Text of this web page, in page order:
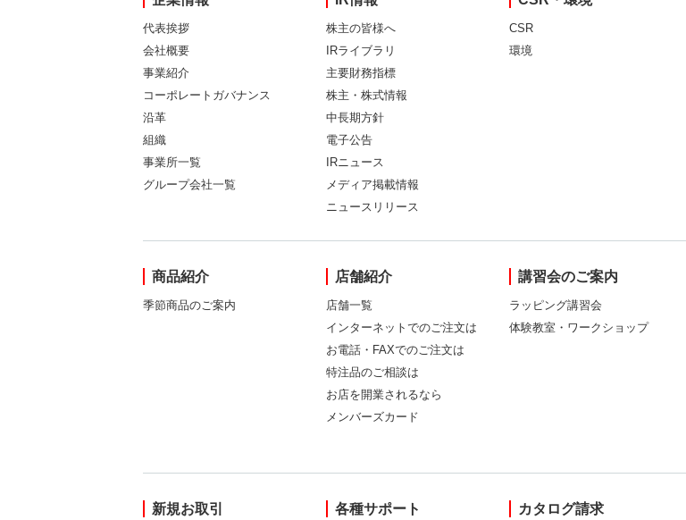
代表挨拶
会社概要
事業紹介
コーポレートガバナンス
沿革
組織
事業所一覧
グループ会社一覧
株主の皆様へ
IRライブラリ
主要財務指標
株主・株式情報
中長期方針
電子公告
IRニュース
メディア掲載情報
ニュースリリース
CSR
環境
商品紹介
季節商品のご案内
店舗紹介
店舗一覧
インターネットでのご注文は
お電話・FAXでのご注文は
特注品のご相談は
お店を開業されるなら
メンバーズカード
講習会のご案内
ラッピング講習会
体験教室・ワークショップ
新規お取引 各種サポート カタログ請求